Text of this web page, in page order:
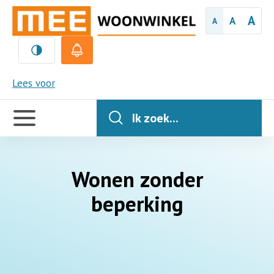
A A A
Lees voor
MEE
Handige
links
Ik zoek...
Wonen zonder
beperking